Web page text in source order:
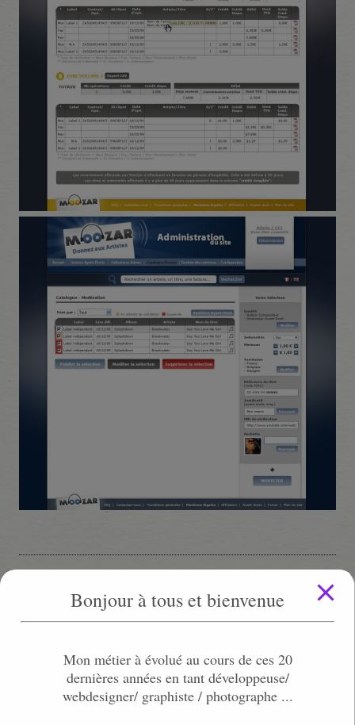
Projet ambitieux qui Finance directement les artistes et
créateurs de contenu musicales avec l’agence web : CFI
WEB à Paris
Découpe des templates photoshop, intégration d’une
60taine de pages, 2 interfaces d’administration,
javascript, 2 langues…
Bonjour à tous et bienvenue
Mon métier à évolué au cours de ces 20
dernières années en tant développeuse/
webdesigner/ graphiste / photographe ...